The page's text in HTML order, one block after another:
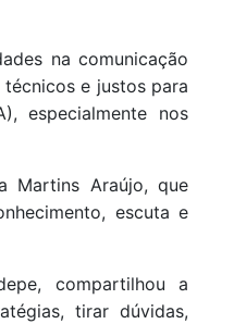
na comunicação
e justos para
especialmente nos
Martins Araújo, que
escuta e
compartilhou a
tirar dúvidas,